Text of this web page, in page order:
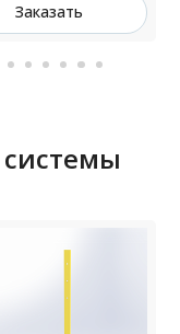
Заказать